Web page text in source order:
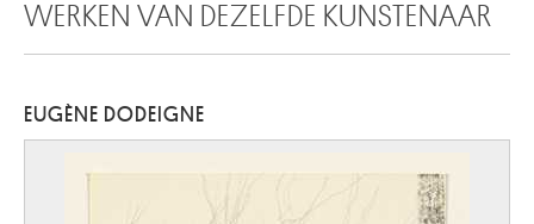
WERKEN VAN DEZELFDE KUNSTENAAR
EUGÈNE DODEIGNE